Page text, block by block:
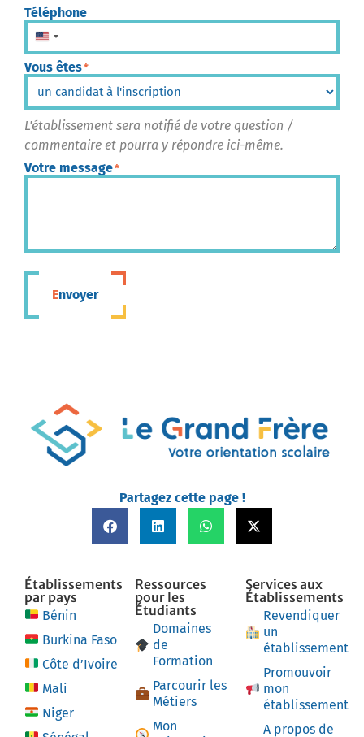
Téléphone
États-Unis +1
Vous êtes*
L'établissement sera notifié de votre question /
commentaire et pourra y répondre ici-même.
Votre message*
Envoyer
Partagez cette page !
Établissements
par pays
Bénin
Burkina Faso
Côte d’Ivoire
Mali
Niger
Ressources
pour les
Étudiants
Domaines
de
Formation
Parcourir les
Métiers
Mon
Services aux
Établissements
Revendiquer
un
établissement
Promouvoir
mon
établissement
A propos de